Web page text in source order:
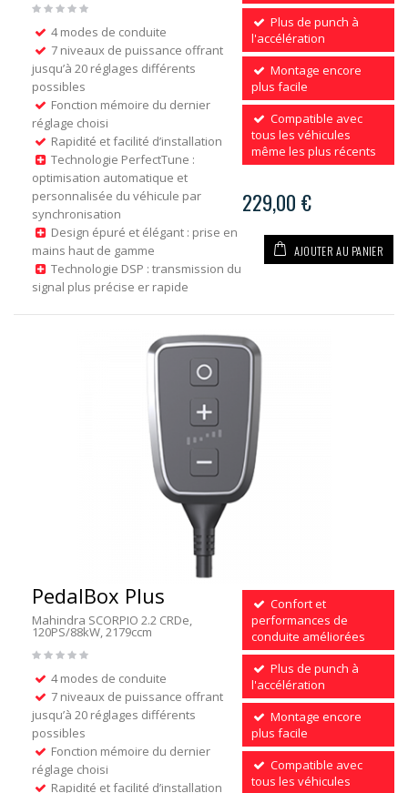
4 modes de conduite
7 niveaux de puissance offrant
jusqu’à 20 réglages différents
possibles
Fonction mémoire du dernier
réglage choisi
Rapidité et facilité d’installation
Technologie PerfectTune :
optimisation automatique et
personnalisée du véhicule par
synchronisation
Design épuré et élégant : prise en
mains haut de gamme
Technologie DSP : transmission du
signal plus précise er rapide
Plus de punch à
l'accélération
Montage encore
plus facile
Compatible avec
tous les véhicules
même les plus récents
229,00 €
AJOUTER AU PANIER
PedalBox Plus
Mahindra SCORPIO 2.2 CRDe,
120PS/88kW, 2179ccm
4 modes de conduite
7 niveaux de puissance offrant
jusqu’à 20 réglages différents
possibles
Fonction mémoire du dernier
réglage choisi
Rapidité et facilité d’installation
Confort et
performances de
conduite améliorées
Plus de punch à
l'accélération
Montage encore
plus facile
Compatible avec
tous les véhicules